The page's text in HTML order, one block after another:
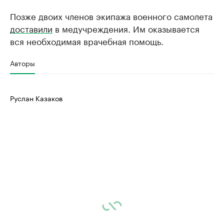
Позже двоих членов экипажа военного самолета
доставили в медучреждения. Им оказывается
вся необходимая врачебная помощь.
Авторы
Руслан Казаков